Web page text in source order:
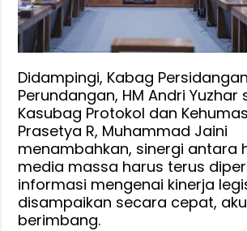
Didampingi, Kabag
Perundangan, HM Andri Yuzhar
Kasubag Protokol dan
Prasetya R, Muhammad Jaini
menambahkan, sinergi antara
media massa harus terus
informasi mengenai kinerja
disampaikan secara cepat,
berimbang.